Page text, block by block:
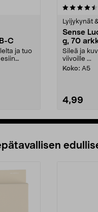
C
ja tuo
Lyijykynät
Sense
g, 70
Sileä ja
viivoille ...
Koko: A5
4,99